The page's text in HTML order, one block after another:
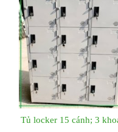
Tủ locker 15 cánh; 3